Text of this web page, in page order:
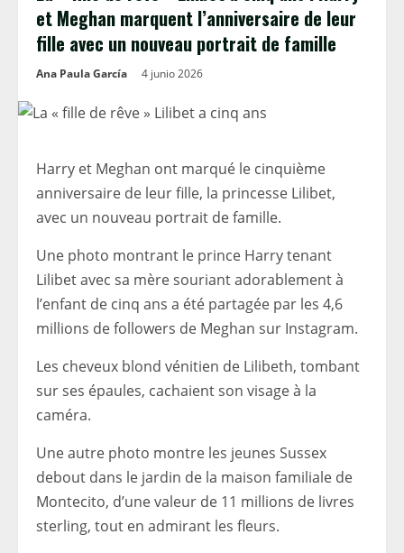
et Meghan marquent l’anniversaire de leur
fille avec un nouveau portrait de famille
Ana Paula García 4 junio 2026
Harry et Meghan ont marqué le cinquième
anniversaire de leur fille, la princesse Lilibet,
avec un nouveau portrait de famille.
Une photo montrant le prince Harry tenant
Lilibet avec sa mère souriant adorablement à
l’enfant de cinq ans a été partagée par les 4,6
millions de followers de Meghan sur Instagram.
Les cheveux blond vénitien de Lilibeth, tombant
sur ses épaules, cachaient son visage à la
caméra.
Une autre photo montre les jeunes Sussex
debout dans le jardin de la maison familiale de
Montecito, d’une valeur de 11 millions de livres
sterling, tout en admirant les fleurs.